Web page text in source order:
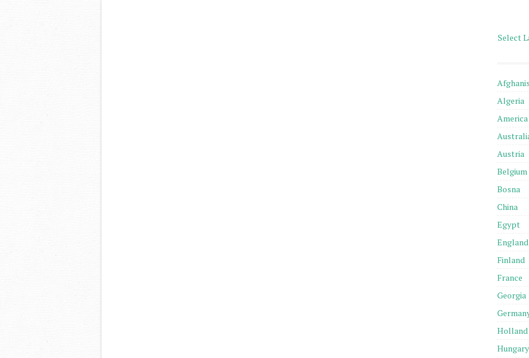
Select
Algeria
America
Austria
Belgium
Bosna
China
Egypt
England
Finland
France
Georgia
Holland
Hungary